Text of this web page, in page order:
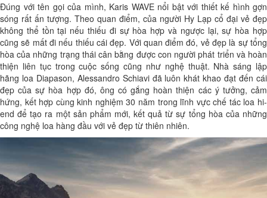
Đúng với tên gọi của mình, Karis WAVE nổi bật với thiết kế hình gợn
sóng rất ấn tượng. Theo quan điểm, của người Hy Lạp cổ đại vẻ đẹp
không thể tồn tại nếu thiếu đi sự hòa hợp và ngược lại, sự hòa hợp
cũng sẽ mất đi nếu thiếu cái đẹp. Với quan điểm đó, vẻ đẹp là sự tổng
hòa của những trạng thái cân bằng được con người phát triển và hoàn
thiện liên tục trong cuộc sống cũng như nghệ thuật. Nhà sáng lập
hãng loa Diapason, Alessandro Schiavi đã luôn khát khao đạt đến cái
đẹp của sự hòa hợp đó, ông có gắng hoàn thiện các ý tưởng, cảm
hứng, kết hợp cùng kinh nghiệm 30 năm trong lĩnh vực chế tác loa hi-
end để tạo ra một sản phẩm mới, kết quả từ sự tổng hòa của những
công nghệ loa hàng đầu với vẻ đẹp từ thiên nhiên.